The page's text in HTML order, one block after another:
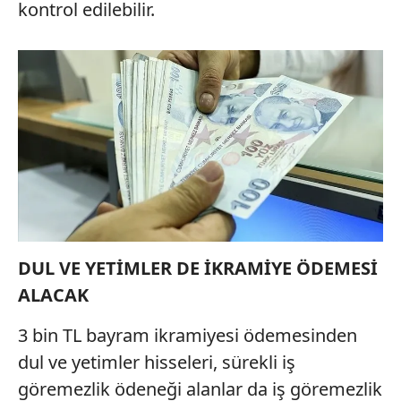
kontrol edilebilir.
DUL VE YETİMLER DE İKRAMİYE ÖDEMESİ
ALACAK
3 bin TL bayram ikramiyesi ödemesinden
dul ve yetimler hisseleri, sürekli iş
göremezlik ödeneği alanlar da iş göremezlik